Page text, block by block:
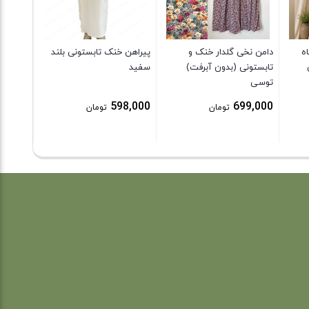
دامن نخی گلدار خنک و
تابستونی (بدون آبرفت)
توسی
699,000 تومان
پیراهن خنک تابستونی بلند
سفید
598,000 تومان